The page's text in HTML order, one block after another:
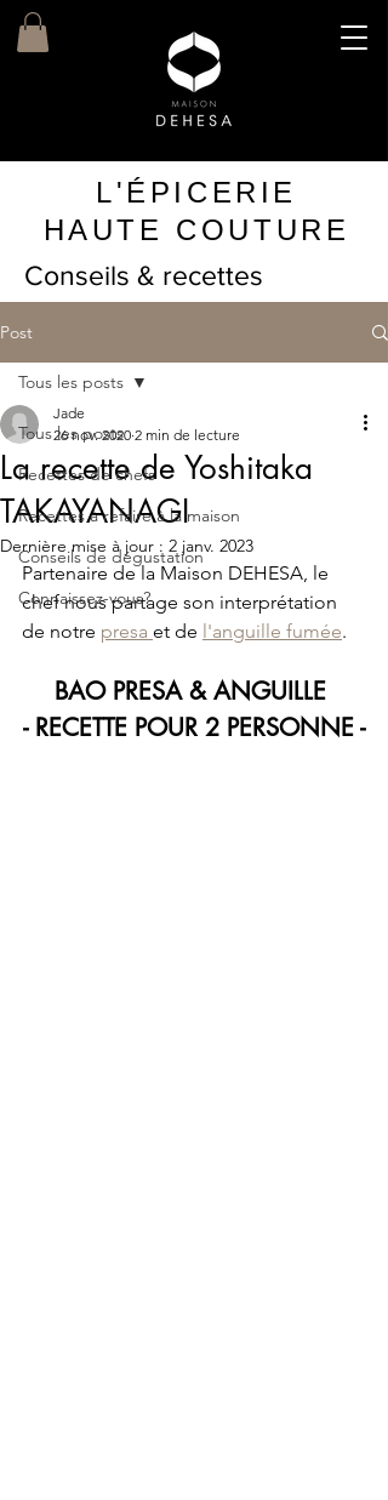
L'ÉPICERIE
HAUTE COUTURE
Conseils & recettes
Post
Tous les posts
Recettes de chefs
Recettes à refaire à la maison
Conseils de dégustation
Connaissez-vous?
Tous les posts
La recette de Yoshitaka
TAKAYANAGI
Jade
26 nov. 2020 2 min de lecture
Dernière mise à jour : 2 janv. 2023
Partenaire de la Maison DEHESA, le
chef nous partage son interprétation
de notre presa et de l'anguille fumée.
BAO PRESA & ANGUILLE
- RECETTE POUR 2 PERSONNE -